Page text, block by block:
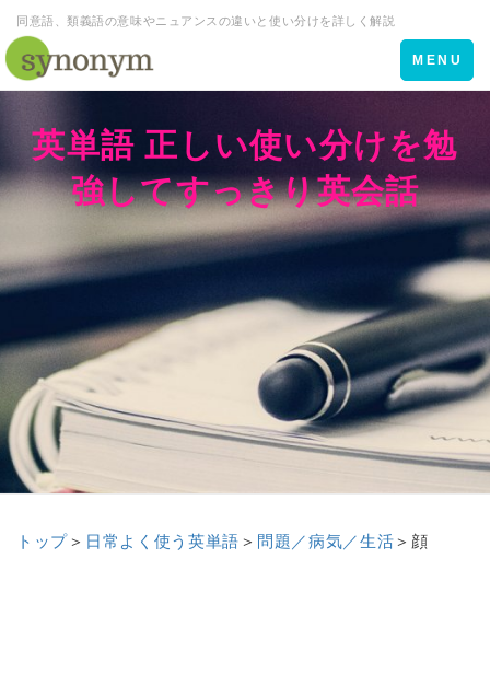
同意語、類義語の意味やニュアンスの違いと使い分けを詳しく解説
Toggle
navigation
MENU
英単語 正しい使い分けを勉
強してすっきり英会話
トップ＞ 日常よく使う英単語 ＞ 問題／病気／生活＞顔